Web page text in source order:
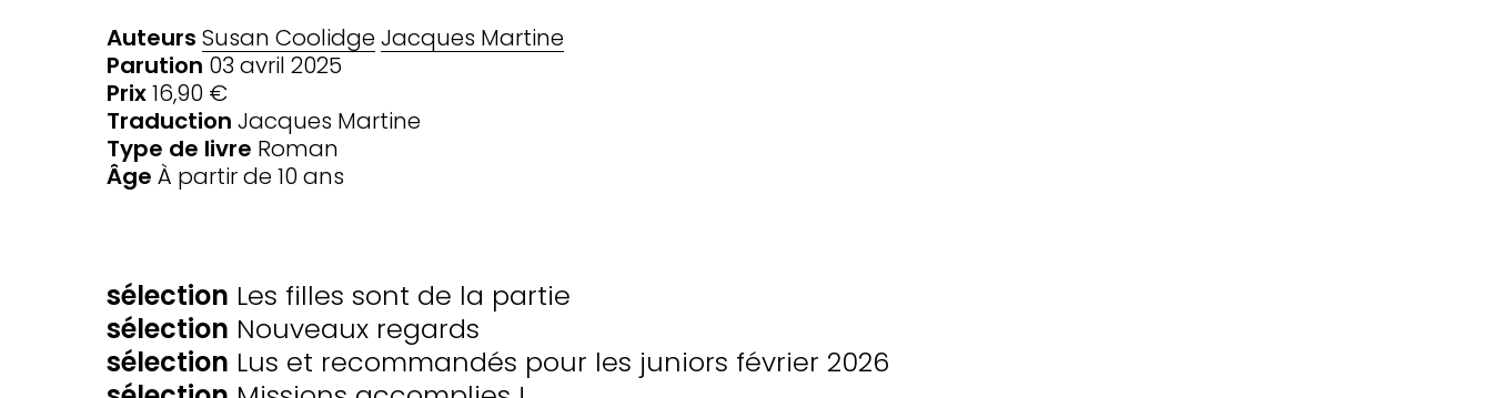
Auteurs Susan CoolidgeJacques Martine
Parution 03 avril 2025
Prix16,90 €
Traduction Jacques Martine
Type de livre Roman
Âge À partir de 10 ans
SÉLECTIONS
sélection Les filles sont de la partie
sélection Nouveaux regards
sélection Lus et recommandés pour les juniors février 2026